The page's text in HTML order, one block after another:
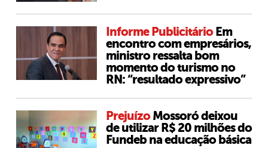
Informe Publicitário Em
encontro com empresários,
ministro ressalta bom
momento do turismo no
RN: “resultado expressivo”
PrejuízoMossoró deixou
de utilizar R$ 20 milhões do
Fundeb na educação básica